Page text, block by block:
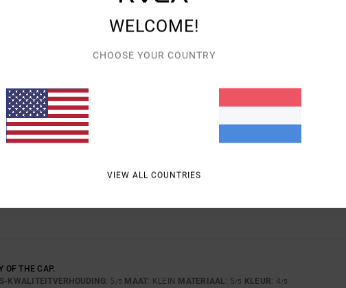
GEBASEERD OP1 GEVERIFIEERDE BEOORDELINGEN
100% VAN ONZE KLANTEN BEVELEN DIT PRODUCT AAN
MAAT
OF THE CAP.
KWALITEITVERHOUDING: 5 /5 MAAT: KLEIN MATERIAAL: 5/5 KLEUR: 4/5
WELCOME!
CHOOSE YOUR COUNTRY
VIEW ALL COUNTRIES